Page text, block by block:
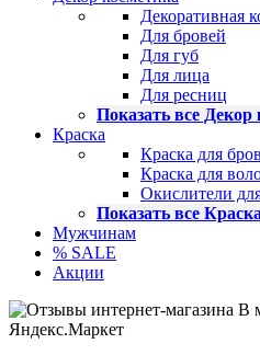
Декоративная
Для бровей
Для губ
Для лица
Для ресниц
Показать все Декор
Краска
Краска для
Краска для
Окислители
Показать все Краска
Мужчинам
% SALE
Акции